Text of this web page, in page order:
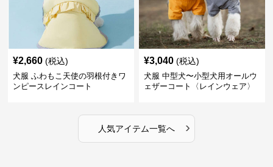
¥2,660 (税込)
犬服 ふわもこ天使の羽根付きワ
ンピースレインコート
¥3,040 (税込)
犬服 中型犬〜小型犬用オールウ
ェザーコート〈レインウェア〉
人気アイテム一覧へ ›